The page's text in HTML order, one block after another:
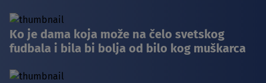
Ko je dama koja može na čelo svetskog
fudbala i bila bi bolja od bilo kog muškarca